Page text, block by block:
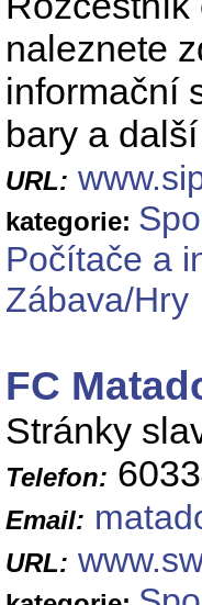
naleznete
informační
bary a
URL:
kategorie:
Počítače a
Zábava/Hry
FC
Stránky
Telefon:
Email:
URL: